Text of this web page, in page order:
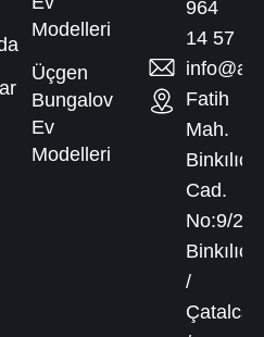
Modelleri
Üçgen
Bungalov
Ev
Modelleri
964
14 57
Fatih
Mah.
Binkılıç
Cad.
No:9/2
Binkılıç
/
Çatalca